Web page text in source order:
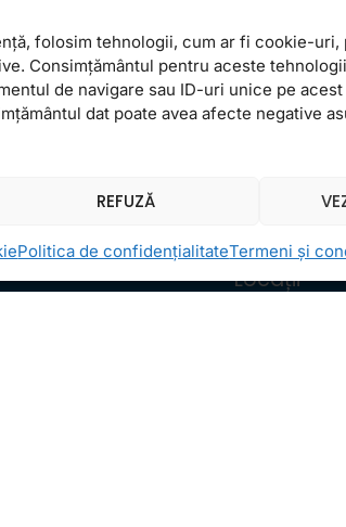
folosim tehnologii, cum ar fi cookie-uri,
Consimțământul pentru aceste
de navigare sau ID-uri unice pe
dat poate avea afecte negative
REFUZĂ
Politica de confidențialitateTermeni și
Locații